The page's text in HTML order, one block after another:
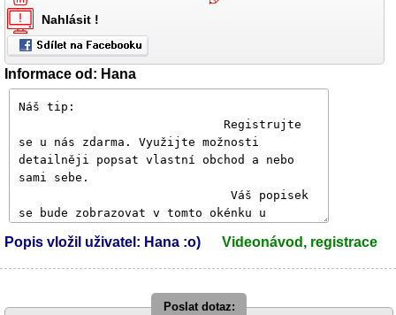
Nahlásit !
Informace od: Hana
Popis vložil uživatel: Hana :o) Videonávod, registrace
Poslat dotaz: